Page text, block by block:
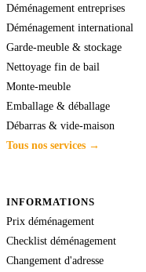
Déménagement entreprises
Déménagement international
Garde-meuble & stockage
Nettoyage fin de bail
Monte-meuble
Emballage & déballage
Débarras & vide-maison
Tous nos services →
INFORMATIONS
Prix déménagement
Checklist déménagement
Changement d'adresse